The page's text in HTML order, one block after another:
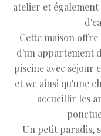
atelier et également
Cette maison
d'un appartement
piscine avec séjour
et wc ainsi qu'une
accueillir les
Un petit paradis,